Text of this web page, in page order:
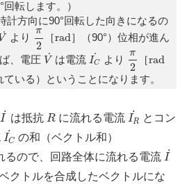
転します。）
計方向に90°回転した向きになるの
˙
V
˙
より
π
2
π2
［rad
d］（90°）位相が進ん
、電圧 ˙
V
V
は電流 ˙
IC
C
より
π
2
π2
［rad
d
いる）ということになります。
˙
I
I˙
は抵抗 R
R に流れる電流 ˙
IR
IR
とコン
˙
IC
IC
の和（ベクトル和）
るので、回路全体に流れる電流 ˙
I
I˙
クトルを合成したベクトルにな